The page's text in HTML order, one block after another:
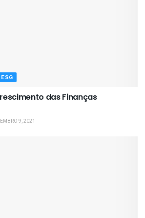
das Finanças
9, 2021